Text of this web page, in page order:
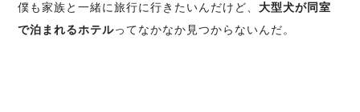
僕も家族と一緒に旅行に行きたいんだけど、 大型犬が同室
で泊まれるホテルってなかなか見つからないんだ。